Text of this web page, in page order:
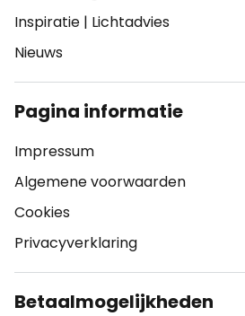
Inspiratie | Lichtadvies
Nieuws
Pagina informatie
Impressum
Algemene voorwaarden
Cookies
Privacyverklaring
Betaalmogelijkheden